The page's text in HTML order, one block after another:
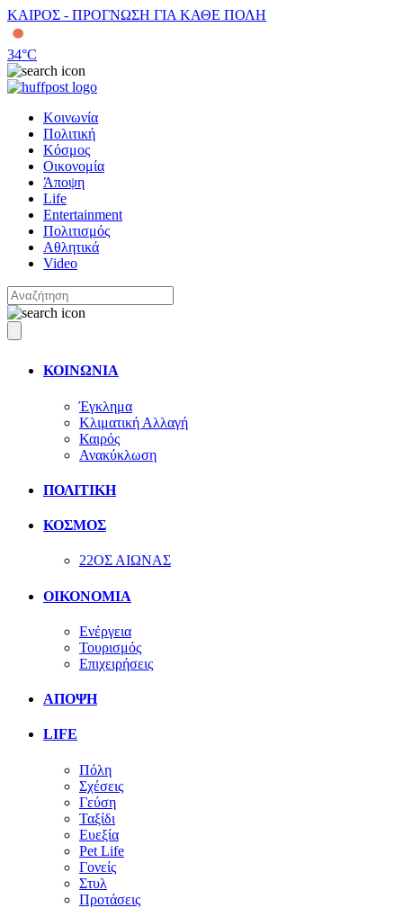
ΚΑΙΡΟΣ - ΠΡΟΓΝΩΣΗ ΓΙΑ ΚΑΘΕ ΠΟΛΗ
34°C
Κοινωνία
Πολιτική
Κόσμος
Οικονομία
Άποψη
Life
Entertainment
Πολιτισμός
Αθλητικά
Video
ΚΟΙΝΩΝΙΑ
Έγκλημα
Κλιματική Αλλαγή
Καιρός
Ανακύκλωση
ΠΟΛΙΤΙΚΗ
ΚΟΣΜΟΣ
22ΟΣ ΑΙΩΝΑΣ
ΟΙΚΟΝΟΜΙΑ
Ενέργεια
Τουρισμός
Επιχειρήσεις
ΑΠΟΨΗ
LIFE
Πόλη
Σχέσεις
Γεύση
Ταξίδι
Ευεξία
Pet Life
Γονείς
Στυλ
Προτάσεις